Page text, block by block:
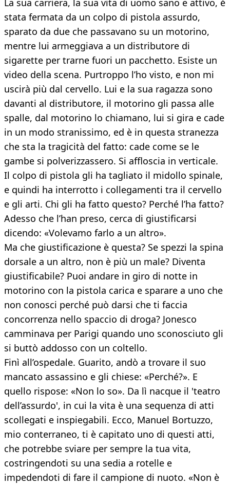
La sua carriera, la sua vita di uomo sano e attivo, è
stata fermata da un colpo di pistola assurdo,
sparato da due che passavano su un motorino,
mentre lui armeggiava a un distributore di
sigarette per trarne fuori un pacchetto. Esiste un
video della scena. Purtroppo l’ho visto, e non mi
uscirà più dal cervello. Lui e la sua ragazza sono
davanti al distributore, il motorino gli passa alle
spalle, dal motorino lo chiamano, lui si gira e cade
in un modo stranissimo, ed è in questa stranezza
che sta la tragicità del fatto: cade come se le
gambe si polverizzassero. Si affloscia in verticale.
Il colpo di pistola gli ha tagliato il midollo spinale,
e quindi ha interrotto i collegamenti tra il cervello
e gli arti. Chi gli ha fatto questo? Perché l’ha fatto?
Adesso che l’han preso, cerca di giustificarsi
dicendo: «Volevamo farlo a un altro».
Ma che giustificazione è questa? Se spezzi la spina
dorsale a un altro, non è più un male? Diventa
giustificabile? Puoi andare in giro di notte in
motorino con la pistola carica e sparare a uno che
non conosci perché può darsi che ti faccia
concorrenza nello spaccio di droga? Jonesco
camminava per Parigi quando uno sconosciuto gli
si buttò addosso con un coltello.
Finì all’ospedale. Guarito, andò a trovare il suo
mancato assassino e gli chiese: «Perché?». E
quello rispose: «Non lo so». Da lì nacque il 'teatro
dell’assurdo', in cui la vita è una sequenza di atti
scollegati e inspiegabili. Ecco, Manuel Bortuzzo,
mio conterraneo, ti è capitato uno di questi atti,
che potrebbe sviare per sempre la tua vita,
costringendoti su una sedia a rotelle e
impedendoti di fare il campione di nuoto. «Non è